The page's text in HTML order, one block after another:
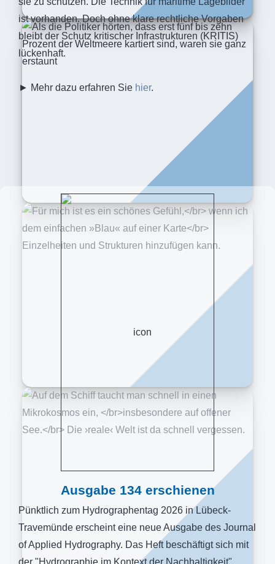
Ausgabe 134 erschienen
Pünktlich zum Hydrographentag 2026 in Lübeck-
Travemünde erscheint eine neue Ausgabe des Journal
of Applied Hydrography. Das Heft beschäftigt sich mit
ist vorhanden. Doch ohne klare rechtliche Vorgaben
bleibt der Schutz kritischer Infrastrukturen (KRITIS)
lückenhaft.
► Mehr dazu erfahren Sie hier.